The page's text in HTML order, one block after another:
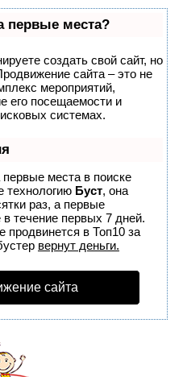
первые места?
создать свой сайт, но
сайта – это не
мероприятий,
его посещаемости и
системах.
места в поиске
технологию Буст, она
раз, а первые
течение первых 7 дней.
продвинется в Топ10 за
вернут деньги.
сайта